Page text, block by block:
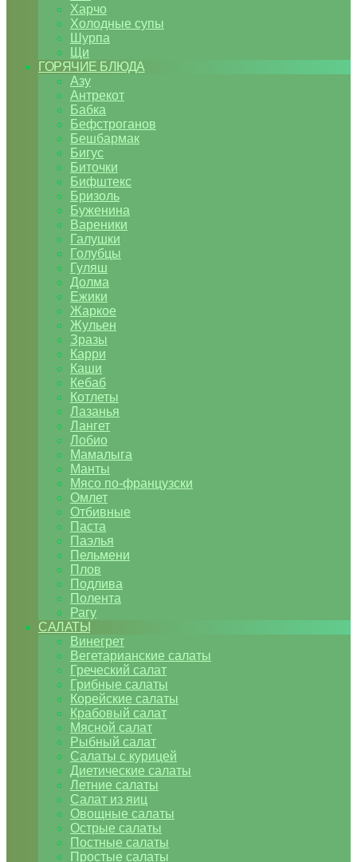
Харчо
Холодные супы
Шурпа
Щи
ГОРЯЧИЕ БЛЮДА
Азу
Антрекот
Бабка
Бефстроганов
Бешбармак
Бигус
Биточки
Бифштекс
Бризоль
Буженина
Вареники
Галушки
Голубцы
Гуляш
Долма
Ежики
Жаркое
Жульен
Зразы
Карри
Каши
Кебаб
Котлеты
Лазанья
Лангет
Лобио
Мамалыга
Манты
Мясо по-французски
Омлет
Отбивные
Паста
Паэлья
Пельмени
Плов
Подлива
Полента
Рагу
САЛАТЫ
Винегрет
Вегетарианские салаты
Греческий салат
Грибные салаты
Корейские салаты
Крабовый салат
Мясной салат
Рыбный салат
Салаты с курицей
Диетические салаты
Летние салаты
Салат из яиц
Овощные салаты
Острые салаты
Постные салаты
Простые салаты